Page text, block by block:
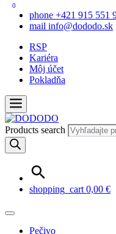
phone +421 915 551
mail info@dododo.sk
RSP
Kariéra
Môj účet
Pokladňa
Products search
0
shopping_cart 0,00 €
Pečivo